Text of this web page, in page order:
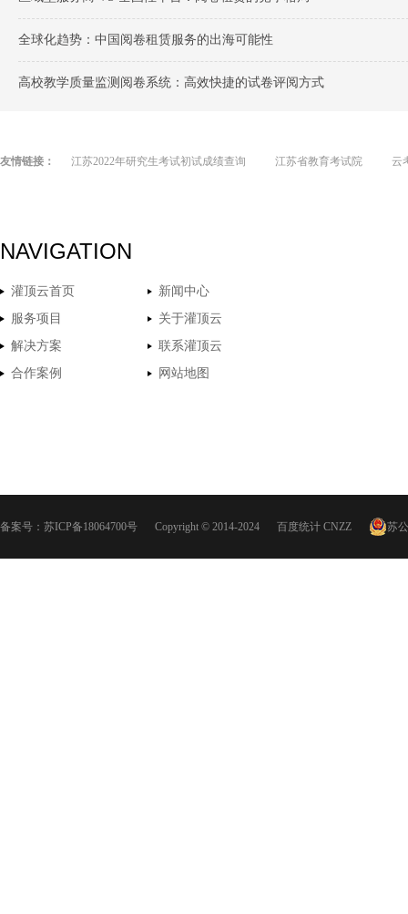
全球化趋势：中国阅卷租赁服务的出海可能性
高校教学质量监测阅卷系统：高效快捷的试卷评阅方式
友情链接： 江苏2022年研究生考试初试成绩查询 江苏省教育考试院 云
NAVIGATION
灌顶云首页
新闻中心
服务项目
关于灌顶云
解决方案
联系灌顶云
合作案例
网站地图
备案号： 苏ICP备18064700号 Copyright © 2014-2024 百度统计 CNZZ 苏